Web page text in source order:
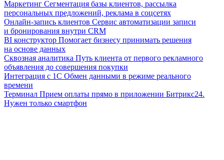
Маркетинг Сегментация базы клиентов, рассылка
персональных предложений, реклама в соцсетях
Онлайн-запись клиентов Сервис автоматизации записи
и бронирования внутри CRM
BI конструктор Помогает бизнесу принимать решения
на основе данных
Сквозная аналитика Путь клиента от первого рекламного
объявления до совершения покупки
Интеграция с 1С Обмен данными в режиме реального
времени
Терминал Прием оплаты прямо в приложении Битрикс24.
Нужен только смартфон